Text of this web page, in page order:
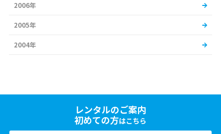
2006年
2005年
2004年
レンタルのご案内
初めての方はこちら